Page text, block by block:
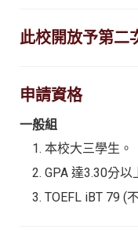
此校開放予第二
申請資格
一般組
本校大三學生。
GPA 達3.30分以
TOEFL iBT 79 (